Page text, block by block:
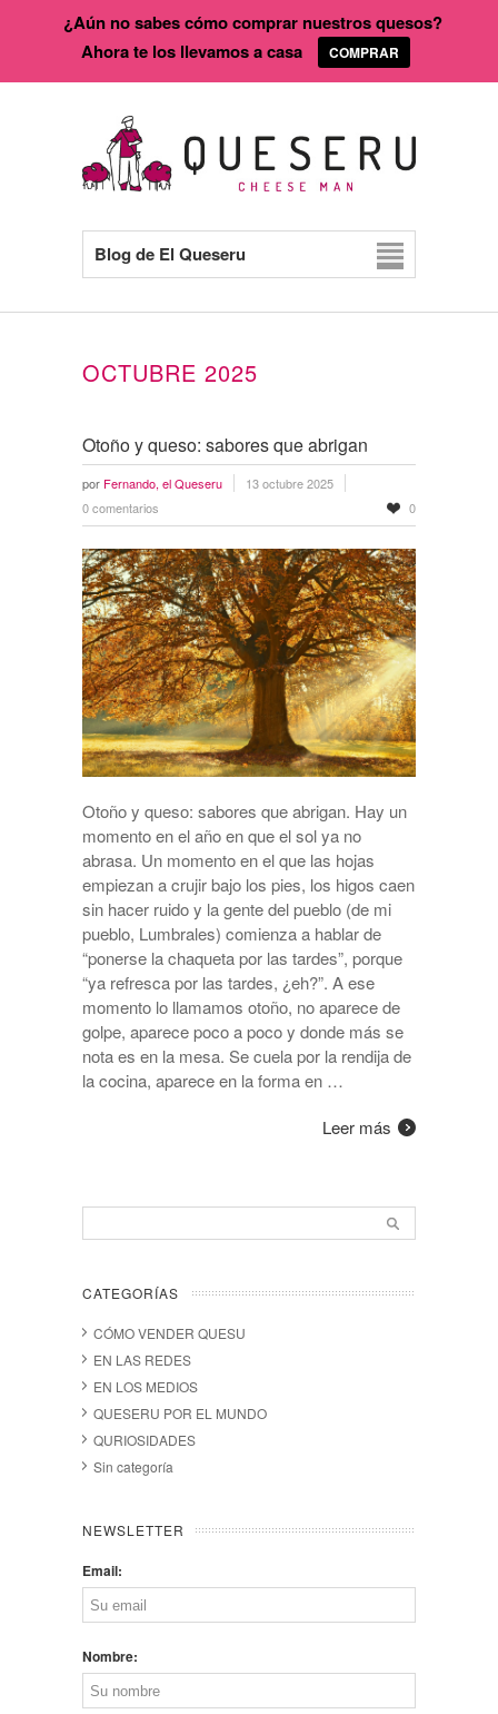
Blog de El Queseru
OCTUBRE 2025
Otoño y queso: sabores que abrigan
por Fernando, el Queseru
13 octubre 2025
0 comentarios
0
Otoño y queso: sabores que abrigan. Hay un
momento en el año en que el sol ya no
abrasa. Un momento en el que las hojas
empiezan a crujir bajo los pies, los higos caen
sin hacer ruido y la gente del pueblo (de mi
pueblo, Lumbrales) comienza a hablar de
“ponerse la chaqueta por las tardes”, porque
“ya refresca por las tardes, ¿eh?”. A ese
momento lo llamamos otoño, no aparece de
golpe, aparece poco a poco y donde más se
nota es en la mesa. Se cuela por la rendija de
la cocina, aparece en la forma en …
Leer más
CATEGORÍAS
CÓMO VENDER QUESU
EN LAS REDES
EN LOS MEDIOS
QUESERU POR EL MUNDO
QURIOSIDADES
Sin categoría
NEWSLETTER
Email:
Nombre:
¿Aún no sabes cómo comprar nuestros quesos?
Ahora te los llevamos a casa
COMPRAR